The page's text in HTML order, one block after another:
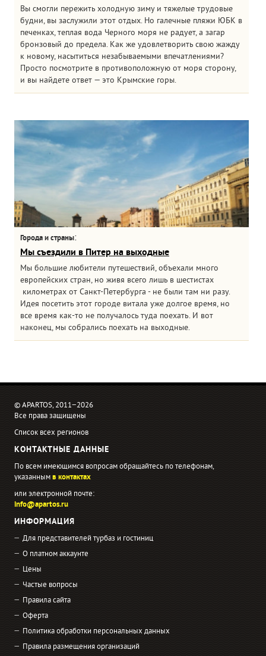
Вы смогли пережить холодную зиму и тяжелые трудовые
будни, вы заслужили этот отдых. Но галечные пляжи ЮБК в
печенках, теплая вода Черного моря не радует, а загар
бронзовый до предела. Как же удовлетворить свою жажду
к новому, насытиться незабываемыми впечатлениями?
Просто посмотрите в противоположную от моря сторону,
и вы найдете ответ — это Крымские горы.
Города и страны:
Мы съездили в Питер на выходные
Мы большие любители путешествий, объехали много
европейских стран, но живя всего лишь в шестистах
километрах от Санкт-Петербурга - не были там ни разу.
Идея посетить этот городе витала уже долгое время, но
все время как-то не получалось туда поехать. И вот
наконец, мы собрались поехать на выходные.
© APARTOS, 2011−2026
Все права защищены
Список всех регионов
КОНТАКТНЫЕ ДАННЫЕ
По всем имеющимся вопросам обращайтесь по телефонам,
указаннымв контактах
или электронной почте:
info@apartos.ru
ИНФОРМАЦИЯ
Для представителей турбаз и гостиниц
О платном аккаунте
Цены
Частые вопросы
Правила сайта
Оферта
Политика обработки персональных данных
Правила размещения организаций